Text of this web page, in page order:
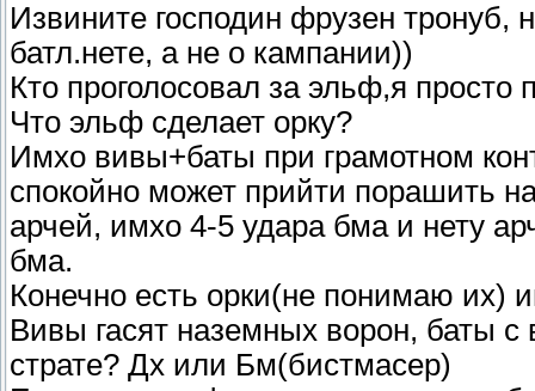
Извините господин фрузен
батл.нете, а не о кампании))
Кто проголосовал за эльф,я просто
Что эльф сделает орку?
Имхо вивы+баты при грамотном
спокойно может прийти порашить
арчей, имхо 4-5 удара бма и нету
бма.
Конечно есть орки(не понимаю их)
Вивы гасят наземных ворон, баты
страте? Дх или Бм(бистмасер)